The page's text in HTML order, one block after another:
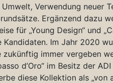
Verwendung neuer
Ergänzend dazu
für „Young Design“ und
Kandidaten. Im Jahr 2020
zukünftig immer vergeben
d’Oro“ im Besitz der
diese Kollektion als